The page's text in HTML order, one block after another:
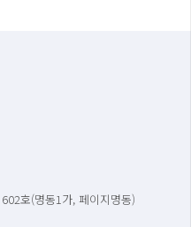
호(명동1가, 페이지명동)